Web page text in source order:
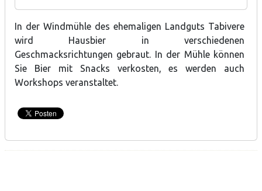
In der Windmühle des ehemaligen Landguts Tabivere
wird Hausbier in verschiedenen
Geschmacksrichtungen gebraut. In der Mühle können
Sie Bier mit Snacks verkosten, es werden auch
Workshops veranstaltet.